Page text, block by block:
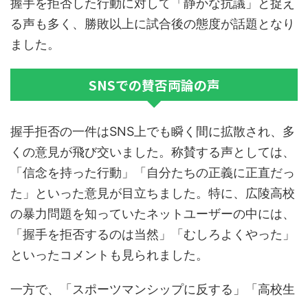
握手を拒否した行動に対して「静かな抗議」と捉え
る声も多く、勝敗以上に試合後の態度が話題となり
ました。
SNSでの賛否両論の声
握手拒否の一件はSNS上でも瞬く間に拡散され、多
くの意見が飛び交いました。称賛する声としては、
「信念を持った行動」「自分たちの正義に正直だっ
た」といった意見が目立ちました。特に、広陵高校
の暴力問題を知っていたネットユーザーの中には、
「握手を拒否するのは当然」「むしろよくやった」
といったコメントも見られました。
一方で、「スポーツマンシップに反する」「高校生